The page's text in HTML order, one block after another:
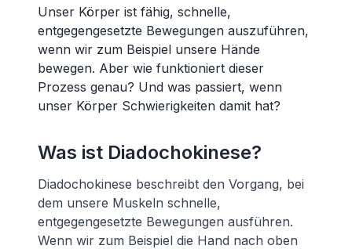
Unser Körper ist fähig, schnelle,
entgegengesetzte Bewegungen auszuführen,
wenn wir zum Beispiel unsere Hände
bewegen. Aber wie funktioniert dieser
Prozess genau? Und was passiert, wenn
unser Körper Schwierigkeiten damit hat?
Was ist Diadochokinese?
Diadochokinese beschreibt den Vorgang, bei
dem unsere Muskeln schnelle,
entgegengesetzte Bewegungen ausführen.
Wenn wir zum Beispiel die Hand nach oben